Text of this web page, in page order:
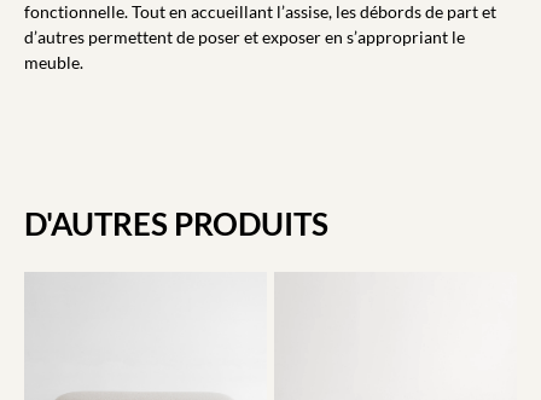
fonctionnelle. Tout en accueillant l’assise, les débords de part et
d’autres permettent de poser et exposer en s’appropriant le
meuble.
D'AUTRES PRODUITS​